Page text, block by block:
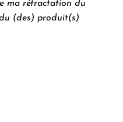
ma rétractation du
(des) produit(s)